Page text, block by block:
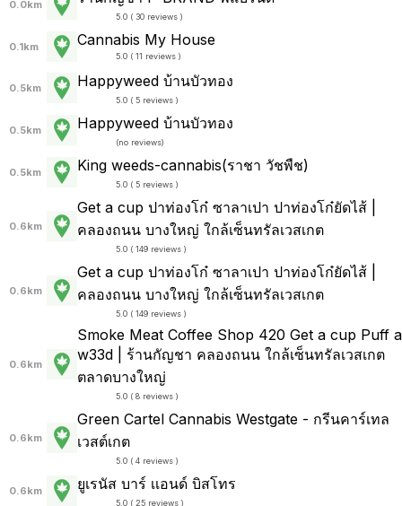
0.0km
5.0 ( 30 reviews )
0.1km Cannabis My House
5.0 ( 11 reviews )
0.5km Happyweed บ้านบัวทอง
5.0 ( 5 reviews )
0.5km Happyweed บ้านบัวทอง
(no reviews)
0.5km King weeds-cannabis(ราชา​ วัชพืช)​
5.0 ( 5 reviews )
0.6km
Get a cup ปาท่องโก๋ ซาลาเปา ปาท่องโก๋ยัดไส้ |
คลองถนน บางใหญ่ ใกล้เซ็นทรัลเวสเกต
5.0 ( 149 reviews )
0.6km
Get a cup ปาท่องโก๋ ซาลาเปา ปาท่องโก๋ยัดไส้ |
คลองถนน บางใหญ่ ใกล้เซ็นทรัลเวสเกต
5.0 ( 149 reviews )
0.6km
Smoke Meat Coffee Shop 420 Get a cup Puff a
w33d | ร้านกัญชา คลองถนน ใกล้เซ็นทรัลเวสเกต
ตลาดบางใหญ่
5.0 ( 8 reviews )
0.6km
Green Cartel Cannabis Westgate - กรีนคาร์เทล
เวสต์เกต
5.0 ( 4 reviews )
0.6km ยูเรนัส บาร์ เเอนด์ บิสโทร
5.0 ( 25 reviews )